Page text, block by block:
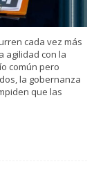
cada vez más
agilidad con la
común pero
la gobernanza
que las